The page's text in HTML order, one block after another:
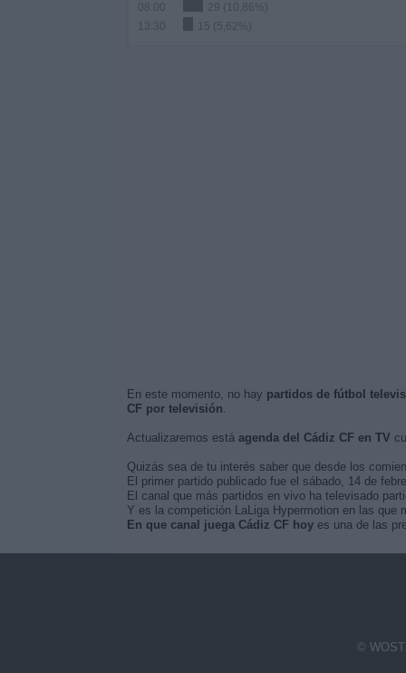
08:00
29 (10,86%)
13:30
15 (5,62%)
En este momento, no hay partidos de fútbol
CF por televisión.
Actualizaremos está agenda del Cádiz CF en TV
Quizás sea de tu interés saber que desde los
El primer partido publicado fue el sábado, 14 de
El canal que más partidos en vivo ha televisado
Y es la competición LaLiga Hypermotion en las
En que canal juega Cádiz CF hoyes una de las
©